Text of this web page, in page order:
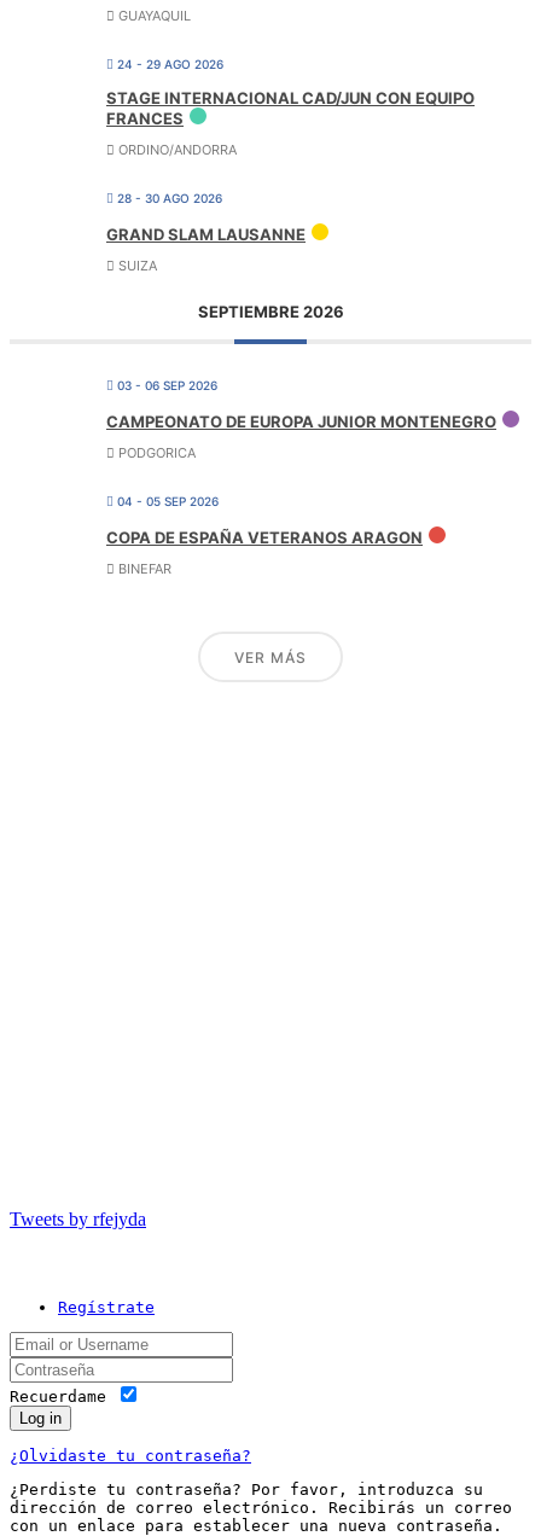
GUAYAQUIL
24 - 29 AGO 2026
STAGE INTERNACIONAL CAD/JUN CON EQUIPO
FRANCES
ORDINO/ANDORRA
28 - 30 AGO 2026
GRAND SLAM LAUSANNE
SUIZA
SEPTIEMBRE 2026
03 - 06 SEP 2026
CAMPEONATO DE EUROPA JUNIOR MONTENEGRO
PODGORICA
04 - 05 SEP 2026
COPA DE ESPAÑA VETERANOS ARAGON
BINEFAR
VER MÁS
Tweets by rfejyda
Regístrate
Recuerdame
Log in
¿Olvidaste tu contraseña?
¿Perdiste tu contraseña? Por favor, introduzca su
dirección de correo electrónico. Recibirás un correo
con un enlace para establecer una nueva contraseña.